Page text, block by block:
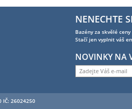
NENECHTE
Bazény za skvělé
Stačí jen vyplnit váš
NOVINKY NA
IČ: 26024250